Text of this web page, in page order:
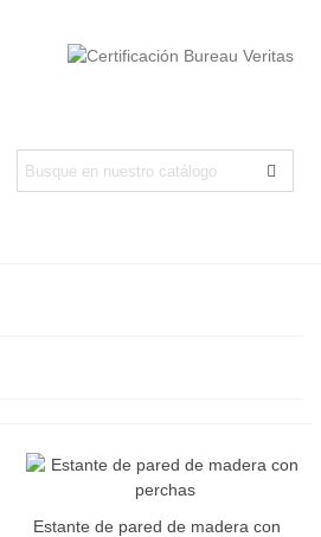
Estante de pared de madera con